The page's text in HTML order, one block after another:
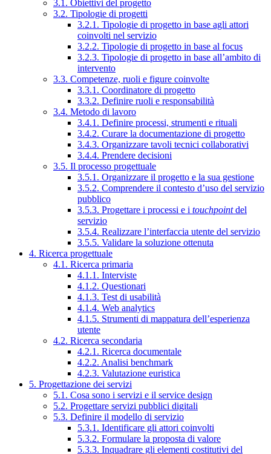
3.1. Obiettivi del progetto
3.2. Tipologie di progetti
3.2.1. Tipologie di progetto in base agli attori
coinvolti nel servizio
3.2.2. Tipologie di progetto in base al focus
3.2.3. Tipologie di progetto in base all’ambito di
intervento
3.3. Competenze, ruoli e figure coinvolte
3.3.1. Coordinatore di progetto
3.3.2. Definire ruoli e responsabilità
3.4. Metodo di lavoro
3.4.1. Definire processi, strumenti e rituali
3.4.2. Curare la documentazione di progetto
3.4.3. Organizzare tavoli tecnici collaborativi
3.4.4. Prendere decisioni
3.5. Il processo progettuale
3.5.1. Organizzare il progetto e la sua gestione
3.5.2. Comprendere il contesto d’uso del servizio
pubblico
3.5.3. Progettare i processi e i touchpointdel
servizio
3.5.4. Realizzare l’interfaccia utente del servizio
3.5.5. Validare la soluzione ottenuta
4. Ricerca progettuale
4.1. Ricerca primaria
4.1.1. Interviste
4.1.2. Questionari
4.1.3. Test di usabilità
4.1.4. Web analytics
4.1.5. Strumenti di mappatura dell’esperienza
utente
4.2. Ricerca secondaria
4.2.1. Ricerca documentale
4.2.2. Analisi benchmark
4.2.3. Valutazione euristica
5. Progettazione dei servizi
5.1. Cosa sono i servizi e il service design
5.2. Progettare servizi pubblici digitali
5.3. Definire il modello di servizio
5.3.1. Identificare gli attori coinvolti
5.3.2. Formulare la proposta di valore
5.3.3. Inquadrare gli elementi costitutivi del